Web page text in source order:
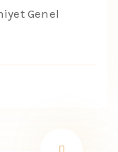
Genel